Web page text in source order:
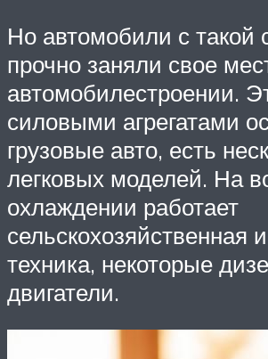
Но автомобили с такой
прочно заняли свое
автомобилестроении.
силовыми агрегатами
грузовые авто, есть
легковых моделей. На
охлаждении работает
сельскохозяйственная
техника, некоторые
двигатели.